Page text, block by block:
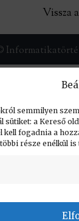
semmilyen
sütiket: a Kereső
kell fogadnia a
része enélkül
Vissza